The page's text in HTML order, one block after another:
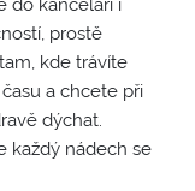
do kanceláří i
prostě
kde trávíte
a chcete při
dýchat.
každý nádech se